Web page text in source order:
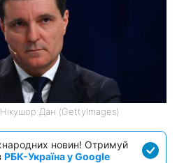
Дан (GettyImages)
новин! Отримуй
РБК-Україна у Google